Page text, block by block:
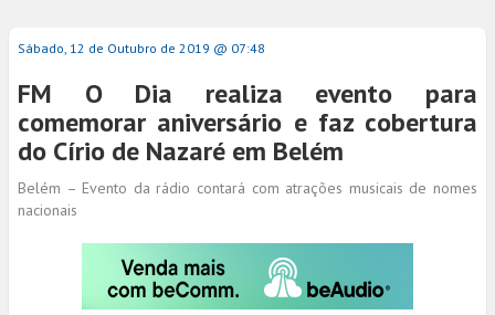
Sábado, 12 de Outubro de 2019 @ 07:48
FM O Dia realiza evento para
comemorar aniversário e faz cobertura
do Círio de Nazaré em Belém
Belém – Evento da rádio contará com atrações musicais de nomes
nacionais